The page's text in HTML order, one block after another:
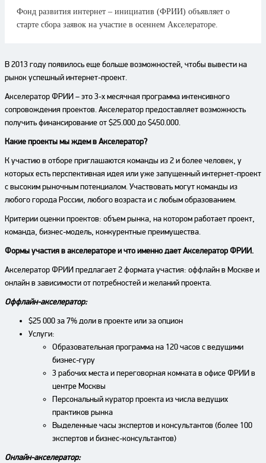
Фонд развития интернет – инициатив (ФРИИ) объявляет о
старте сбора заявок на участие в осеннем Акселераторе.
В 2013 году появилось еще больше возможностей, чтобы вывести на
рынок успешный интернет-проект.
Акселератор ФРИИ – это 3-х месячная программа интенсивного
сопровождения проектов. Акселератор предоставляет возможность
получить финансирование от $25.000 до $450.000.
Какие проекты мы ждем в Акселератор?
К участию в отборе приглашаются команды из 2 и более человек, у
которых есть перспективная идея или уже запущенный интернет-проект
с высоким рыночным потенциалом. Участвовать могут команды из
любого города России, любого возраста и с любым образованием.
Критерии оценки проектов: объем рынка, на котором работает проект,
команда, бизнес-модель, конкурентные преимущества.
Формы участия в акселераторе и что именно дает Акселератор ФРИИ.
Акселератор ФРИИ предлагает 2 формата участия: оффлайн в Москве и
онлайн в зависимости от потребностей и желаний проекта.
Оффлайн-акселератор:
$25 000 за 7% доли в проекте или за опцион
Услуги:
Образовательная программа на 120 часов с ведущими
бизнес-гуру
3 рабочих места и переговорная комната в офисе ФРИИ в
центре Москвы
Персональный куратор проекта из числа ведущих
практиков рынка
Выделенные часы экспертов и консультантов (более 100
экспертов и бизнес-консультантов)
Онлайн-акселератор: